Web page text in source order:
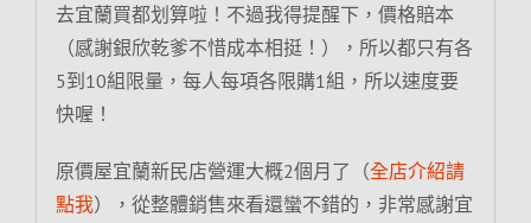
去宜蘭買都划算啦！不過我得提醒下，價格賠本
（感謝銀欣乾爹不惜成本相挺！），所以都只有各
5到10組限量，每人每項各限購1組，所以速度要
快喔！
原價屋宜蘭新民店營運大概2個月了（全店介紹請
點我），從整體銷售來看還蠻不錯的，非常感謝宜